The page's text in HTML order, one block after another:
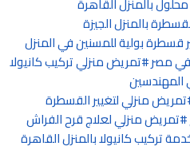
بالمنزل الجيزة
قسطرة بولية للمسنين في المنزل
في مصر تمريض منزلي تركيب كانيولا
المهندسين
تمريض منزلي لتغيير القسطرة
تمريض منزلي لعلاج قرح الفراش
تركيب كانيولا بالمنزل القاهرة